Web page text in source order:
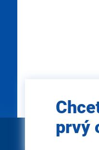
e-mail
prvý